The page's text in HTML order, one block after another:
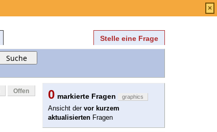
Stelle eine Frage
Offen 0 markierte Fragen graphics
Ansicht der vor kurzem
aktualisierten Fragen
×